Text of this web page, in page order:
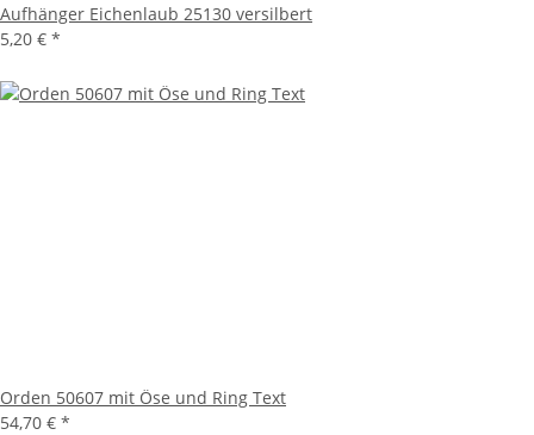
Aufhänger Eichenlaub 25130 versilbert
5,20 € *
Orden 50607 mit Öse und Ring Text
54,70 € *